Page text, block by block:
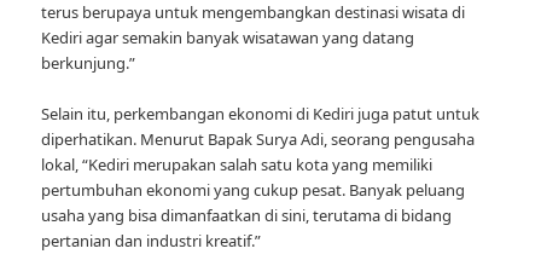
terus berupaya untuk mengembangkan destinasi wisata di
Kediri agar semakin banyak wisatawan yang datang
berkunjung.”
Selain itu, perkembangan ekonomi di Kediri juga patut untuk
diperhatikan. Menurut Bapak Surya Adi, seorang pengusaha
lokal, “Kediri merupakan salah satu kota yang memiliki
pertumbuhan ekonomi yang cukup pesat. Banyak peluang
usaha yang bisa dimanfaatkan di sini, terutama di bidang
pertanian dan industri kreatif.”